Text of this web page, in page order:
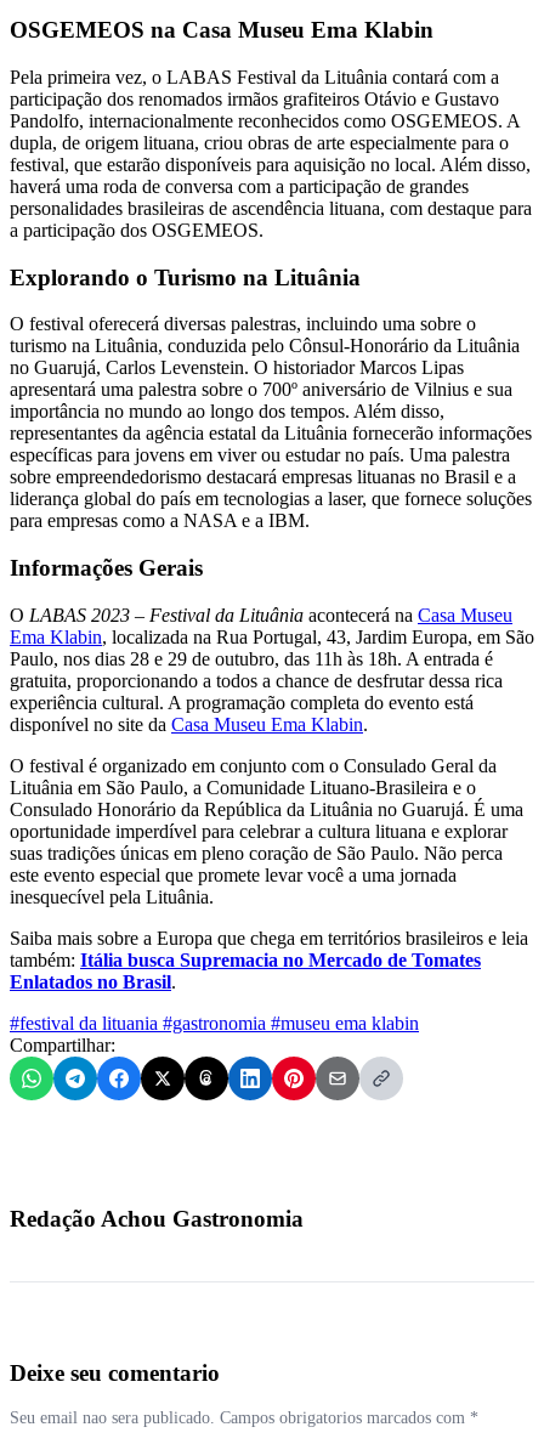
OSGEMEOS na Casa Museu Ema Klabin
Pela primeira vez, o LABAS Festival da Lituânia contará com a
participação dos renomados irmãos grafiteiros Otávio e Gustavo
Pandolfo, internacionalmente reconhecidos como OSGEMEOS. A
dupla, de origem lituana, criou obras de arte especialmente para o
festival, que estarão disponíveis para aquisição no local. Além disso,
haverá uma roda de conversa com a participação de grandes
personalidades brasileiras de ascendência lituana, com destaque para
a participação dos OSGEMEOS.
Explorando o Turismo na Lituânia
O festival oferecerá diversas palestras, incluindo uma sobre o
turismo na Lituânia, conduzida pelo Cônsul-Honorário da Lituânia
no Guarujá, Carlos Levenstein. O historiador Marcos Lipas
apresentará uma palestra sobre o 700º aniversário de Vilnius e sua
importância no mundo ao longo dos tempos. Além disso,
representantes da agência estatal da Lituânia fornecerão informações
específicas para jovens em viver ou estudar no país. Uma palestra
sobre empreendedorismo destacará empresas lituanas no Brasil e a
liderança global do país em tecnologias a laser, que fornece soluções
para empresas como a NASA e a IBM.
Informações Gerais
O LABAS 2023 – Festival da Lituânia acontecerá na Casa Museu
Ema Klabin, localizada na Rua Portugal, 43, Jardim Europa, em São
Paulo, nos dias 28 e 29 de outubro, das 11h às 18h. A entrada é
gratuita, proporcionando a todos a chance de desfrutar dessa rica
experiência cultural. A programação completa do evento está
disponível no site da Casa Museu Ema Klabin.
O festival é organizado em conjunto com o Consulado Geral da
Lituânia em São Paulo, a Comunidade Lituano-Brasileira e o
Consulado Honorário da República da Lituânia no Guarujá. É uma
oportunidade imperdível para celebrar a cultura lituana e explorar
suas tradições únicas em pleno coração de São Paulo. Não perca
este evento especial que promete levar você a uma jornada
inesquecível pela Lituânia.
Saiba mais sobre a Europa que chega em territórios brasileiros e leia
também: Itália busca Supremacia no Mercado de Tomates
Enlatados no Brasil.
#festival da lituania #gastronomia #museu ema klabin
Compartilhar:
Redação Achou Gastronomia
Deixe seu comentario
Seu email nao sera publicado. Campos obrigatorios marcados com *